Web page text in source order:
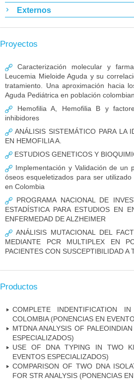
Externos
Proyectos
Caracterización molecular y
Leucemia Mieloide Aguda y su
tratamiento. Una aproximación hacia
Aguda Pediátrica en población
Hemofilia A, Hemofilia B y
inhibidores
ANÁLISIS SISTEMÁTICO PARA LA
EN HEMOFILIA A.
ESTUDIOS GENETICOS Y
Implementación y Validación de un
óseos esqueletizados para ser
en Colombia
PROGRAMA NACIONAL DE
ESTADÍSTICA PARA ESTUDIOS EN
ENFERMEDAD DE ALZHEIMER
ANÁLISIS MUTACIONAL DEL
MEDIANTE PCR MULTIPLEX EN
PACIENTES CON SUSCEPTIBILIDAD A
Productos
COMPLETE INDENTIFICATION
COLOMBIA (PONENCIAS EN
MTDNA ANALYSIS OF
ESPECIALIZADOS)
USE OF DNA TYPING IN TWO
EVENTOS ESPECIALIZADOS)
COMPARISON OF TWO DNA
FOR STR ANALYSIS (PONENCIAS